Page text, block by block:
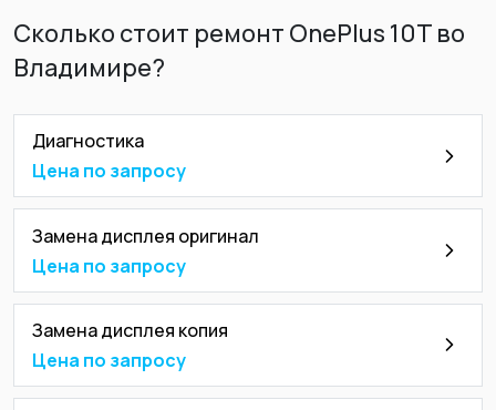
Сколько стоит ремонт OnePlus 10T во
Владимире?
Диагностика
Цена по запросу
Замена дисплея оригинал
Цена по запросу
Замена дисплея копия
Цена по запросу